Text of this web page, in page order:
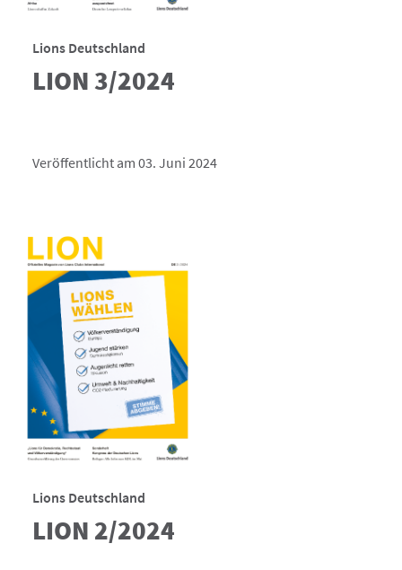
Lions Deutschland
LION 3/2024
Veröffentlicht am 03. Juni 2024
Lions Deutschland
LION 2/2024